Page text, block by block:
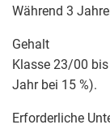
Während 3
Gehalt
Klasse 23/00
Jahr bei 15 %).
Erforderliche